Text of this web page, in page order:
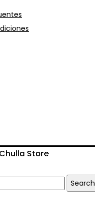
Chulla Store
Search